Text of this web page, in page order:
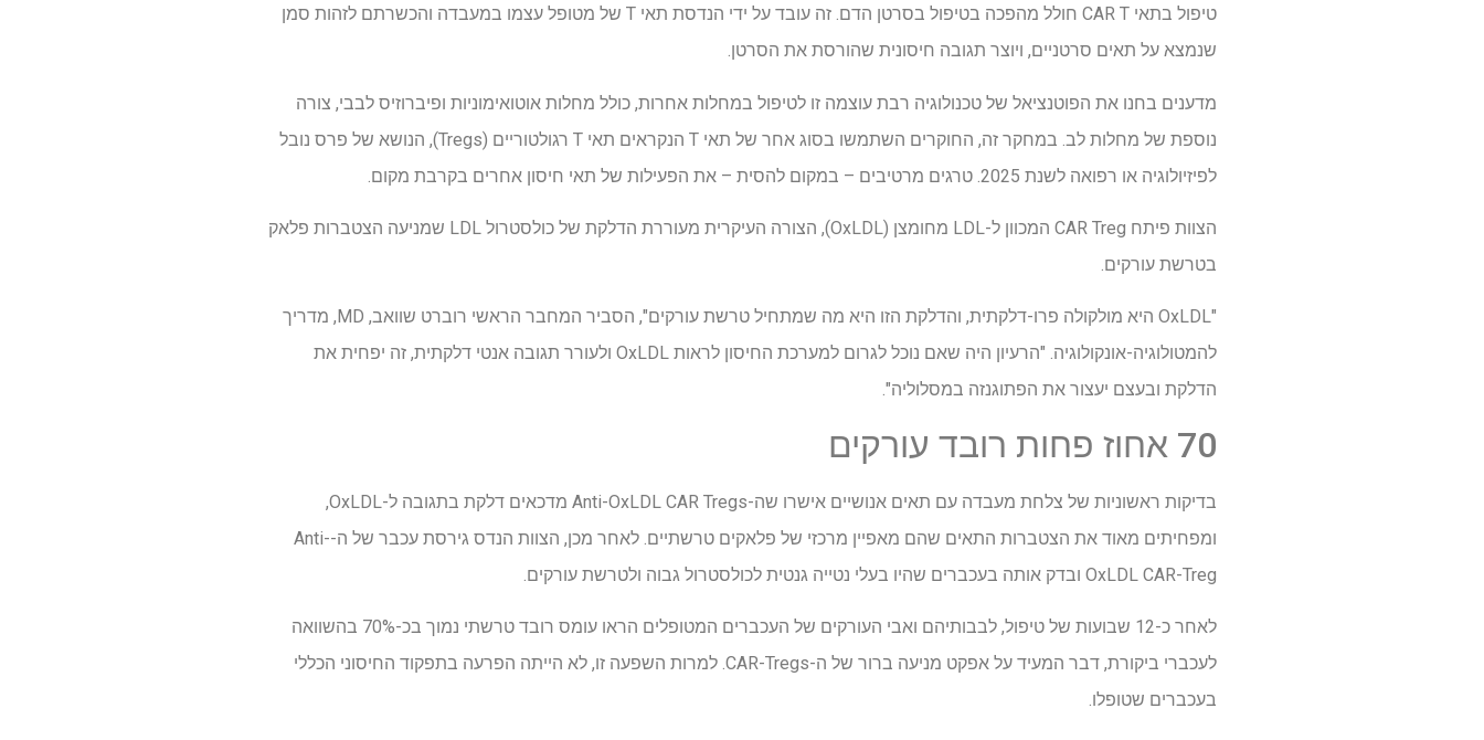
טיפול בתאי CAR T חולל מהפכה בטיפול בסרטן הדם. זה עובד על ידי הנדסת תאי T של מטופל עצמו במעבדה והכשרתם לזהות סמן
שנמצא על תאים סרטניים, ויוצר תגובה חיסונית שהורסת את הסרטן.
מדענים בחנו את הפוטנציאל של טכנולוגיה רבת עוצמה זו לטיפול במחלות אחרות, כולל מחלות אוטואימוניות ופיברוזיס לבבי, צורה
נוספת של מחלות לב. במחקר זה, החוקרים השתמשו בסוג אחר של תאי T הנקראים תאי T רגולטוריים (Tregs), הנושא של פרס נובל
לפיזיולוגיה או רפואה לשנת 2025. טרגים מרטיבים – במקום להסית – את הפעילות של תאי חיסון אחרים בקרבת מקום.
הצוות פיתח CAR Treg המכוון ל-LDL מחומצן (OxLDL), הצורה העיקרית מעוררת הדלקת של כולסטרול LDL שמניעה הצטברות פלאק
בטרשת עורקים.
"OxLDL היא מולקולה פרו-דלקתית, והדלקת הזו היא מה שמתחיל טרשת עורקים", הסביר המחבר הראשי רוברט שוואב, MD, מדריך
להמטולוגיה-אונקולוגיה. "הרעיון היה שאם נוכל לגרום למערכת החיסון לראות OxLDL ולעורר תגובה אנטי דלקתית, זה יפחית את
הדלקת ובעצם יעצור את הפתוגנזה במסלוליה".
70 אחוז פחות רובד עורקים
בדיקות ראשוניות של צלחת מעבדה עם תאים אנושיים אישרו שה-Anti-OxLDL CAR Tregs מדכאים דלקת בתגובה ל-OxLDL,
ומפחיתים מאוד את הצטברות התאים שהם מאפיין מרכזי של פלאקים טרשתיים. לאחר מכן, הצוות הנדס גירסת עכבר של ה-Anti-
OxLDL CAR-Treg ובדק אותה בעכברים שהיו בעלי נטייה גנטית לכולסטרול גבוה ולטרשת עורקים.
לאחר כ-12 שבועות של טיפול, לבבותיהם ואבי העורקים של העכברים המטופלים הראו עומס רובד טרשתי נמוך בכ-70% בהשוואה
לעכברי ביקורת, דבר המעיד על אפקט מניעה ברור של ה-CAR-Tregs. למרות השפעה זו, לא הייתה הפרעה בתפקוד החיסוני הכללי
בעכברים שטופלו.